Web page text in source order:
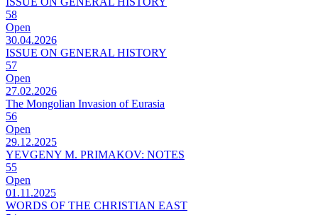
58
Open
30.04.2026
ISSUE ON GENERAL HISTORY
57
Open
27.02.2026
The Mongolian Invasion of Eurasia
56
Open
29.12.2025
YEVGENY M. PRIMAKOV: NOTES
55
Open
01.11.2025
WORDS OF THE CHRISTIAN EAST